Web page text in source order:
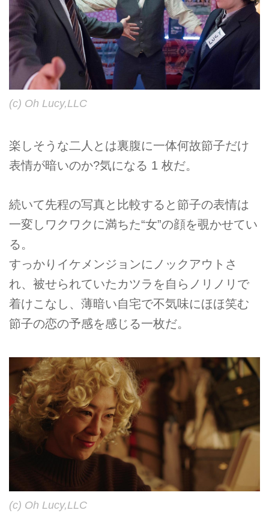
(c) Oh Lucy,LLC
楽しそうな二人とは裏腹に一体何故節子だけ
表情が暗いのか?気になる 1 枚だ。
続いて先程の写真と比較すると節子の表情は
一変しワクワクに満ちた“女”の顔を覗かせてい
る。
すっかりイケメンジョンにノックアウトさ
れ、被せられていたカツラを自らノリノリで
着けこなし、薄暗い自宅で不気味にほほ笑む
節子の恋の予感を感じる一枚だ。
(c) Oh Lucy,LLC